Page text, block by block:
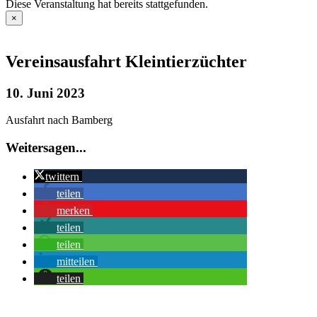
Diese Veranstaltung hat bereits stattgefunden.
×
Vereinsausfahrt Kleintierzüchter
10. Juni 2023
Ausfahrt nach Bamberg
Weitersagen...
twittern
teilen
merken
teilen
teilen
mitteilen
teilen